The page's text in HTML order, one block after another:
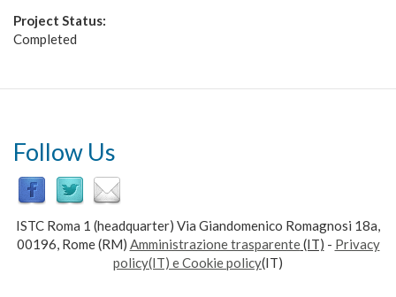
Project Status:
Completed
Follow Us
ISTC Roma 1 (headquarter) Via Giandomenico Romagnosi 18a,
00196, Rome (RM) Amministrazione trasparente(IT) - Privacy
policy(IT) e Cookie policy(IT)